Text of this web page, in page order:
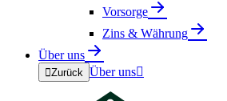
Vorsorge
Zins & Währung
Über uns
Zurück Über uns